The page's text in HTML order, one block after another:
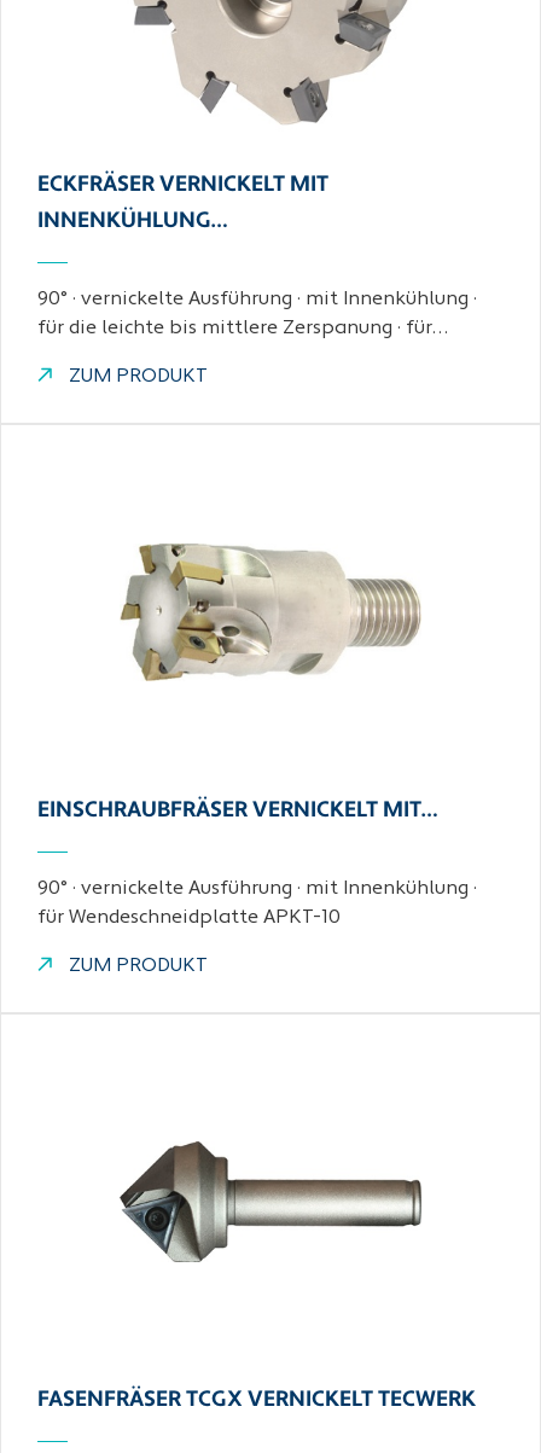
ECKFRÄSER VERNICKELT MIT
INNENKÜHLUNG…
90° · vernickelte Ausführung · mit Innenkühlung ·
für die leichte bis mittlere Zerspanung · für…
ZUM PRODUKT
EINSCHRAUBFRÄSER VERNICKELT MIT…
90° · vernickelte Ausführung · mit Innenkühlung ·
für Wendeschneidplatte APKT-10
ZUM PRODUKT
FASENFRÄSER TCGX VERNICKELT TECWERK